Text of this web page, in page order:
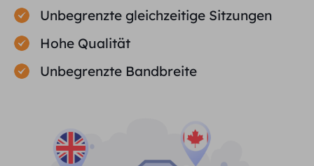
effizienten Erfassung öffentlicher Daten zu
helfen.
Unbegrenzte gleichzeitige Sitzungen
Hohe Qualität
Unbegrenzte Bandbreite